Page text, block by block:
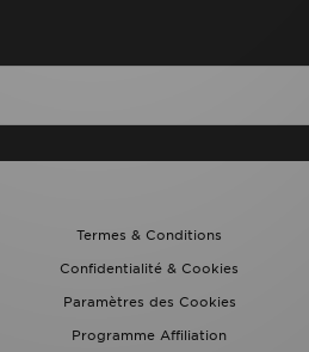
Termes & Conditions
Confidentialité & Cookies
Paramètres des Cookies
Programme Affiliation